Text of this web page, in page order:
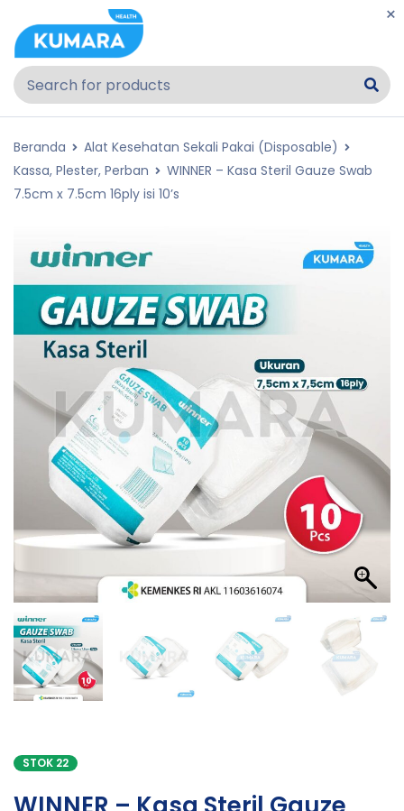
Beranda
Alat Kesehatan Sekali Pakai (Disposable)
Kassa, Plester, Perban
WINNER – Kasa Steril Gauze Swab
7.5cm x 7.5cm 16ply isi 10’s
STOK 22